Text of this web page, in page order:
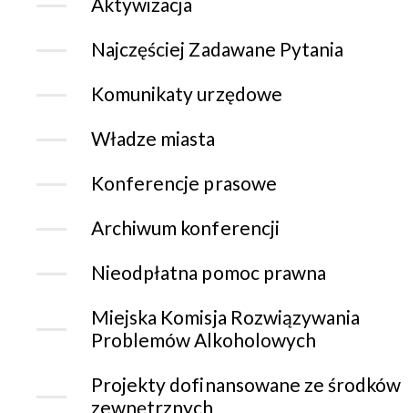
Najczęściej Zadawane Pytania
Komunikaty urzędowe
Władze miasta
Konferencje prasowe
Archiwum konferencji
Nieodpłatna pomoc prawna
Miejska Komisja Rozwiązywania
Problemów Alkoholowych
Projekty dofinansowane ze środków
zewnętrznych